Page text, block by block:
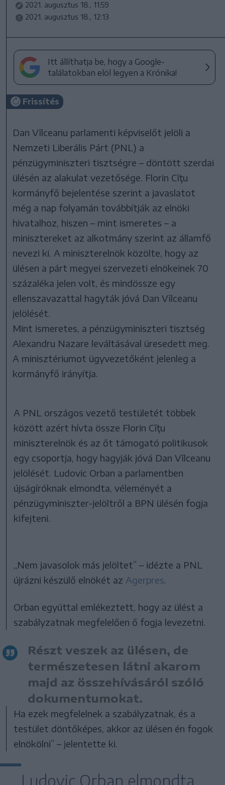
2021. augusztus 18., 11:59
2021. augusztus 18., 12:13
Itt állíthatja be, hogy a Google-
találatokban elöl legyen a Krónika!
Frissítés
Dan Vîlceanu parlamenti képviselőt jelöli a
Nemzeti Liberális Párt (PNL) a
pénzügyminiszteri tisztségre – döntött szerdai
ülésén az alakulat vezetősége. Florin Cîţu
kormányfő bejelentése szerint a javaslatot
még a nap folyamán továbbítják az elnöki
hivatalhoz, hiszen – mint ismeretes – a
minisztereket az alkotmány szerint az államfő
nevezi ki. A miniszterelnök közölte, hogy az
ülésen a párt megyei szervezeti elnökeinek 70
százaléka jelen volt, és mindössze egy
ellenszavazattal hagyták jóvá Dan Vîlceanu
jelölését.
Mint ismeretes, a pénzügyminiszteri tisztség
Alexandru Nazare leváltásával üresedett meg.
A minisztériumot ügyvezetőként jelenleg a
kormányfő irányítja.
A PNL országos vezető testületét többek
között azért hívta össze Florin Cîţu
miniszterelnök és az őt támogató politikusok
egy csoportja, hogy hagyják jóvá Dan Vîlceanu
jelölését. Ludovic Orban a parlamentben
újságíróknak elmondta, véleményét a
pénzügyminiszter-jelöltről a BPN ülésén fogja
kifejteni.
„Nem javasolok más jelöltet” – idézte a PNL
újrázni készülő elnökét az Agerpres.
Orban egyúttal emlékeztett, hogy az ülést a
szabályzatnak megfelelően ő fogja levezetni.
Részt veszek az ülésen, de
természetesen látni akarom
majd az összehívásáról szóló
dokumentumokat.
Ha ezek megfelelnek a szabályzatnak, és a
testület döntőképes, akkor az ülésen én fogok
elnökölni” – jelentette ki.
Ludovic Orban elmondta